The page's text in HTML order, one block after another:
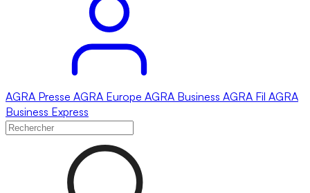
AGRA Presse AGRA Europe AGRA Business AGRA Fil AGRA
Business Express